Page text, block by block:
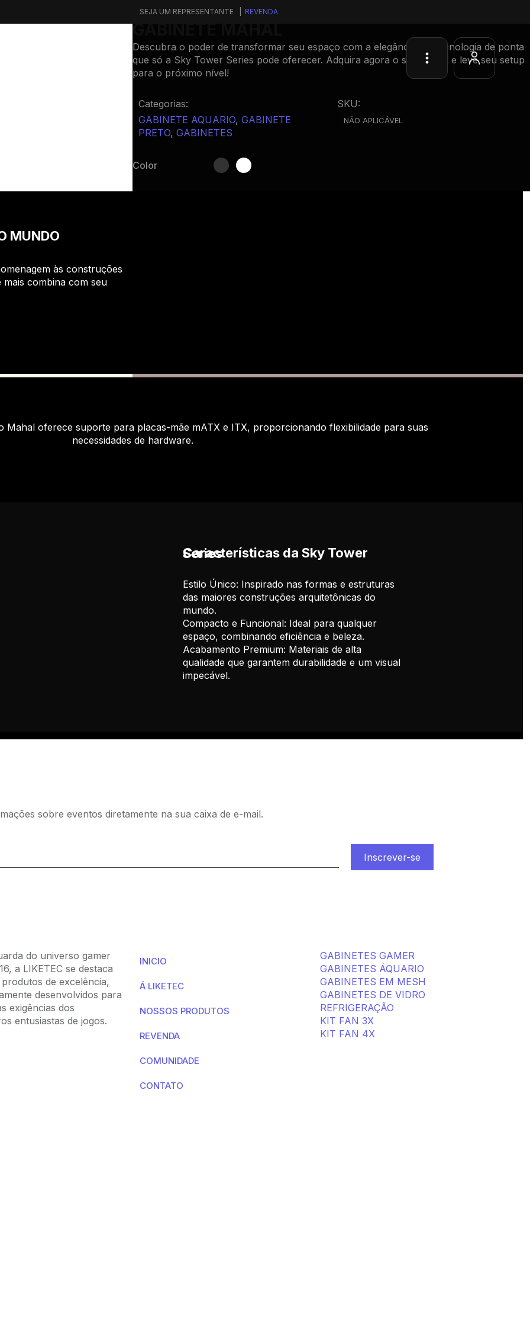
SEJA UM REPRESENTANTE | REVENDA
Descubra o poder de transformar seu espaço com a elegância e a tecnologia de ponta
que só a Sky Tower Series pode oferecer. Adquira agora o seu Mahal e leve seu setup
para o próximo nível!
Categorias:
GABINETE AQUARIO, GABINETE
PRETO, GABINETES
SKU:
NÃO APLICÁVEL
Color
MUNDO
às construções
combina com seu
Mahal oferece suporte para placas-mãe mATX e ITX, proporcionando flexibilidade para suas
necessidades de hardware.
Características da Sky Tower Series
Estilo Único: Inspirado nas formas e estruturas
das maiores construções arquitetônicas do
mundo.
Compacto e Funcional: Ideal para qualquer
espaço, combinando eficiência e beleza.
Acabamento Premium: Materiais de alta
qualidade que garantem durabilidade e um visual
impecável.
sobre eventos diretamente na sua caixa de e-mail.
do universo gamer
a LIKETEC se destaca
de excelência,
desenvolvidos para
exigências dos
entusiastas de jogos.
INICIO
Á LIKETEC
NOSSOS PRODUTOS
REVENDA
COMUNIDADE
CONTATO
GABINETES GAMER
GABINETES ÁQUARIO
GABINETES EM MESH
GABINETES DE VIDRO
REFRIGERAÇÃO
KIT FAN 3X
KIT FAN 4X